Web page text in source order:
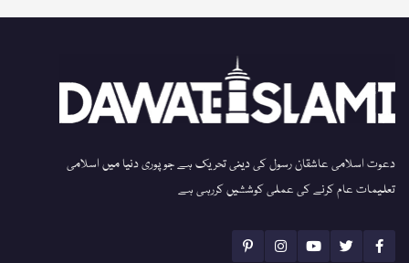
دعوت اسلامی عاشقان رسول کی دینی تحریک ہے جو پوری دنیا میں اسلامی
تعلیمات عام کرنے کی عملی کوششیں کررہی ہے